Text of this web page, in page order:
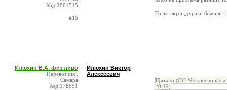
Код:2801545
#15
То-то люди ,дураки бежали к
Илюхин В.А. физ.лицо
Перевозчик ,
Самара
Код:178651
Илюхин Виктор
Алексеевич
Цитата (ОО
20:49)